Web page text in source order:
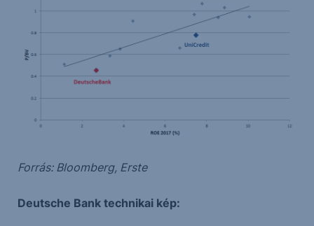
Forrás: Bloomberg, Erste
Deutsche Bank technikai kép: